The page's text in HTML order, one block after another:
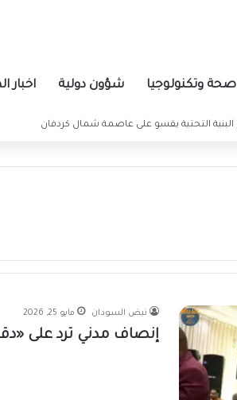
صحة وتكنولوجيا شؤون دولية اخبار
نبض السودان مايو 25, 2026
إنصاف مدني ترد على